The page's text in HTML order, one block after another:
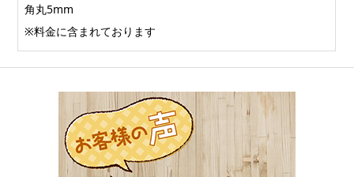
角丸5mm
※料金に含まれております